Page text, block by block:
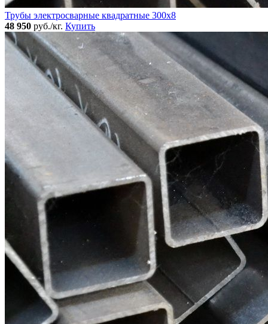
Трубы электросварные квадратные 300x8
48 950 руб./кг. Купить